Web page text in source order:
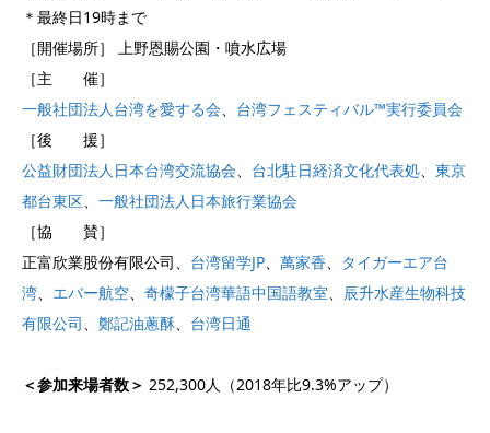
＊最終日19時まで
［開催場所］ 上野恩賜公園・噴水広場
［主 催］
一般社団法人台湾を愛する会、 台湾フェスティバル™実行委員会
［後 援］
公益財団法人日本台湾交流協会、 台北駐日経済文化代表処、 東京
都台東区、 一般社団法人日本旅行業協会
［協 賛］
正富欣業股份有限公司、 台湾留学JP、 萬家香、
タイガーエア台
湾、 エバー航空、 奇檬子台湾華語中国語教室、 辰升水産生物科技
有限公司、 鄭記油蔥酥、 台湾日通
＜参加来場者数＞ 252,300人（2018年比9.3%アップ）